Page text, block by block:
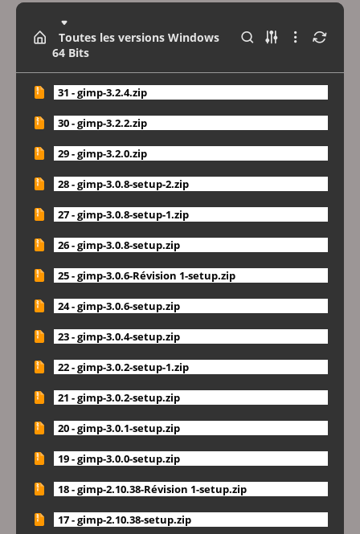
Toutes les versions Windows
64 Bits
31 - gimp-3.2.4.zip
30 - gimp-3.2.2.zip
29 - gimp-3.2.0.zip
28 - gimp-3.0.8-setup-2.zip
27 - gimp-3.0.8-setup-1.zip
26 - gimp-3.0.8-setup.zip
25 - gimp-3.0.6-Révision 1-setup.zip
24 - gimp-3.0.6-setup.zip
23 - gimp-3.0.4-setup.zip
22 - gimp-3.0.2-setup-1.zip
21 - gimp-3.0.2-setup.zip
20 - gimp-3.0.1-setup.zip
19 - gimp-3.0.0-setup.zip
18 - gimp-2.10.38-Révision 1-setup.zip
17 - gimp-2.10.38-setup.zip